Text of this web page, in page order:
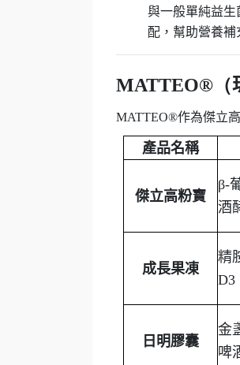
與一般單純益
配，幫助營養補
MATTEO®（
MATTEO®作為傑立
產品名稱
傑立高粉寶
β-
酒
成長果凍
精
D3
日明膠囊
金
啤